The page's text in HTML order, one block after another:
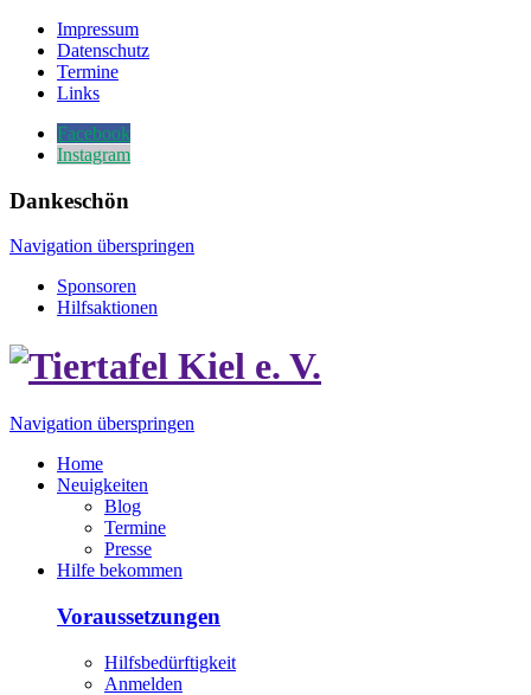
Impressum
Datenschutz
Termine
Links
Facebook
Instagram
Dankeschön
Navigation überspringen
Sponsoren
Hilfsaktionen
Navigation überspringen
Home
Neuigkeiten
Blog
Termine
Presse
Hilfe bekommen
Voraussetzungen
Hilfsbedürftigkeit
Anmelden